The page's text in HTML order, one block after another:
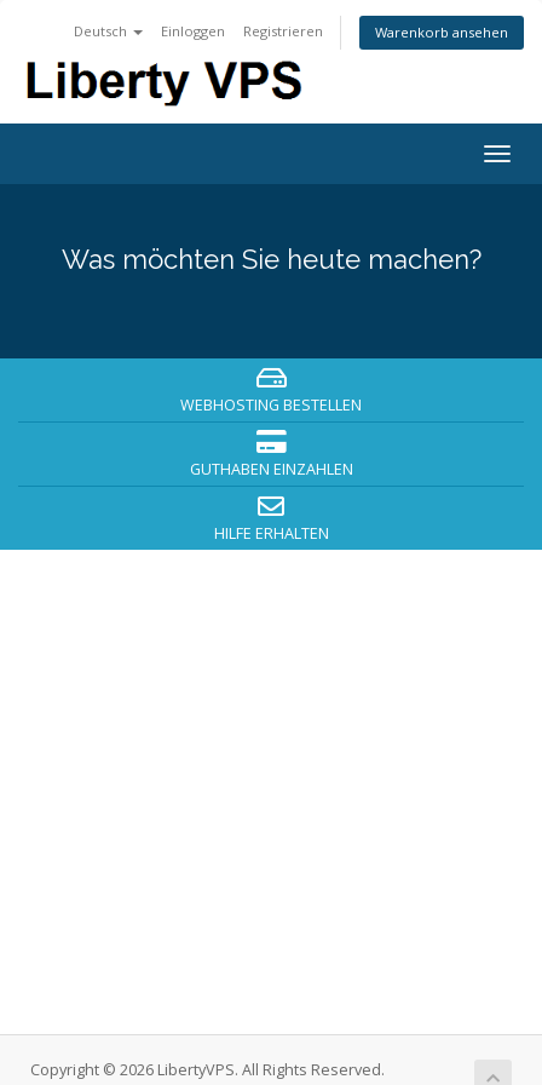
Deutsch Einloggen Registrieren Warenkorb ansehen
Was möchten Sie heute machen?
WEBHOSTING BESTELLEN
GUTHABEN EINZAHLEN
HILFE ERHALTEN
Copyright © 2026 LibertyVPS. All Rights Reserved.